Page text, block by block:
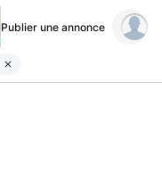
Publier une annonce